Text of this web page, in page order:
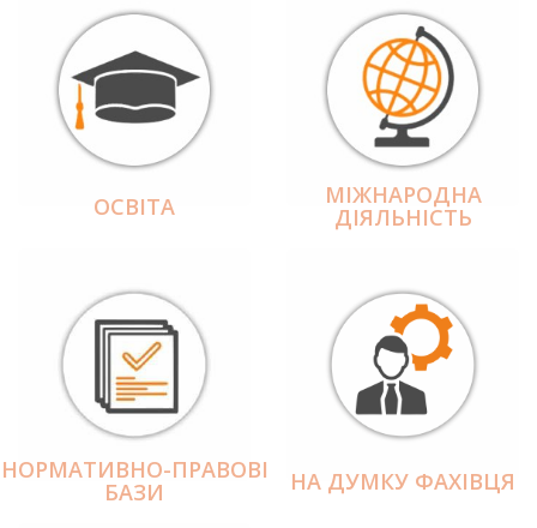
ОСВІТА МІЖНАРОДНА
ДІЯЛЬНІCТЬ
НОРМАТИВНО-ПРАВОВІ
БАЗИ НА ДУМКУ ФАХІВЦЯ